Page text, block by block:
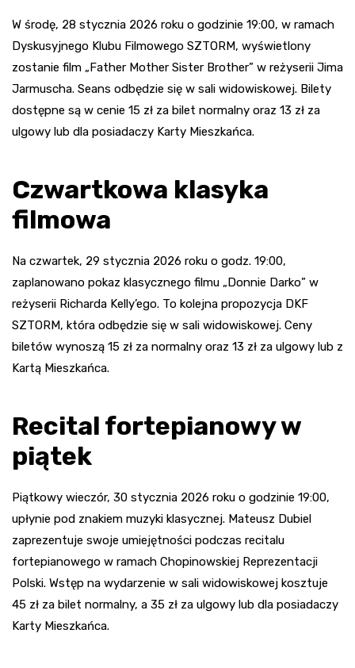
W środę, 28 stycznia 2026 roku o godzinie 19:00, w ramach
Dyskusyjnego Klubu Filmowego SZTORM, wyświetlony
zostanie film „Father Mother Sister Brother” w reżyserii Jima
Jarmuscha. Seans odbędzie się w sali widowiskowej. Bilety
dostępne są w cenie 15 zł za bilet normalny oraz 13 zł za
ulgowy lub dla posiadaczy Karty Mieszkańca.
Czwartkowa klasyka
filmowa
Na czwartek, 29 stycznia 2026 roku o godz. 19:00,
zaplanowano pokaz klasycznego filmu „Donnie Darko” w
reżyserii Richarda Kelly’ego. To kolejna propozycja DKF
SZTORM, która odbędzie się w sali widowiskowej. Ceny
biletów wynoszą 15 zł za normalny oraz 13 zł za ulgowy lub z
Kartą Mieszkańca.
Recital fortepianowy w
piątek
Piątkowy wieczór, 30 stycznia 2026 roku o godzinie 19:00,
upłynie pod znakiem muzyki klasycznej. Mateusz Dubiel
zaprezentuje swoje umiejętności podczas recitalu
fortepianowego w ramach Chopinowskiej Reprezentacji
Polski. Wstęp na wydarzenie w sali widowiskowej kosztuje
45 zł za bilet normalny, a 35 zł za ulgowy lub dla posiadaczy
Karty Mieszkańca.